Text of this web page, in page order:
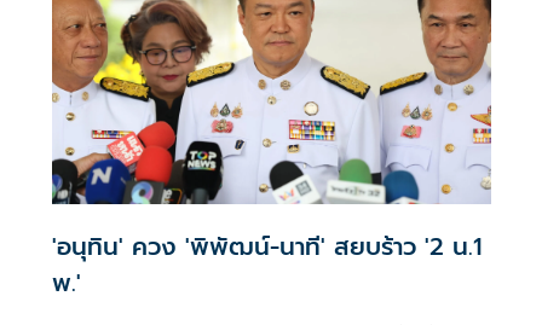
'อนุทิน' ควง 'พิพัฒน์-นาที' สยบร้าว '2 น.1
พ.'